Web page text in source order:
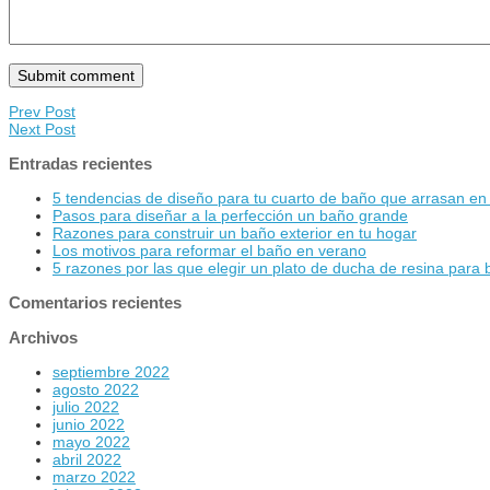
Prev Post
Next Post
Entradas recientes
5 tendencias de diseño para tu cuarto de baño que arrasan en
Pasos para diseñar a la perfección un baño grande
Razones para construir un baño exterior en tu hogar
Los motivos para reformar el baño en verano
5 razones por las que elegir un plato de ducha de resina para
Comentarios recientes
Archivos
septiembre 2022
agosto 2022
julio 2022
junio 2022
mayo 2022
abril 2022
marzo 2022